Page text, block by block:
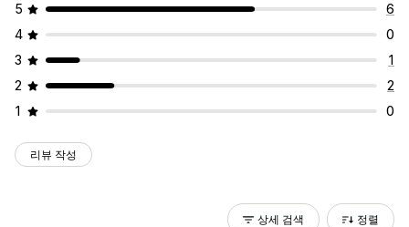
5
6
4
0
3
1
2
2
1
0
리뷰 작성
상세 검색 정렬